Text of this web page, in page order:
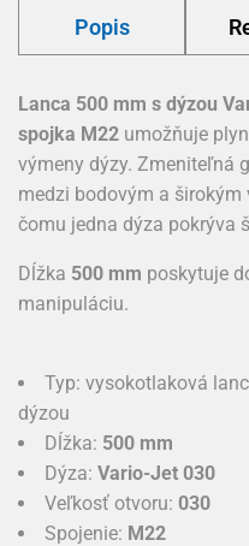
Popis
Lanca 500 mm s dýzou
spojka M22 umožňuje
výmeny dýzy. Zmeniteľná
medzi bodovým a
čomu jedna dýza pokrýva
Dĺžka 500 mm poskytuje
manipuláciu.
Typ: vysokotlaková
dýzou
Dĺžka: 500 mm
Dýza: Vario-Jet 030
Veľkosť otvoru: 030
Spojenie: M22